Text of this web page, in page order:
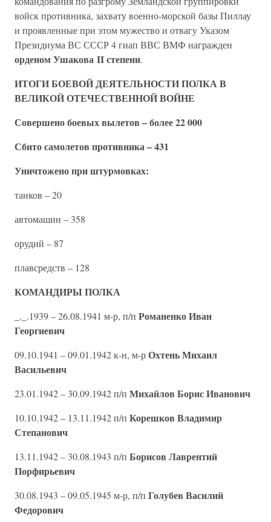
войск противника, захвату военно-морской базы Пиллау
и проявленные при этом мужество и отвагу Указом
Президиума ВС СССР 4 гиап ВВС ВМФ награжден
орденом Ушакова II степени.
ИТОГИ БОЕВОЙ ДЕЯТЕЛЬНОСТИ ПОЛКА В
ВЕЛИКОЙ ОТЕЧЕСТВЕННОЙ ВОЙНЕ
Совершено боевых вылетов – более 22 000
Сбито самолетов противника – 431
Уничтожено при штурмовках:
танков – 20
автомашин – 358
орудий – 87
плавсредств – 128
КОМАНДИРЫ ПОЛКА
_._.1939 – 26.08.1941 м-р, п/п Романенко Иван
Георгиевич
09.10.1941 – 09.01.1942 к-н, м-рОхтень Михаил
Васильевич
23.01.1942 – 30.09.1942 п/п Михайлов Борис Иванович
10.10.1942 – 13.11.1942 п/п Корешков Владимир
Степанович
13.11.1942 – 30.08.1943 п/п Борисов Лаврентий
Порфирьевич
30.08.1943 – 09.05.1945 м-р, п/п Голубев Василий
Федорович